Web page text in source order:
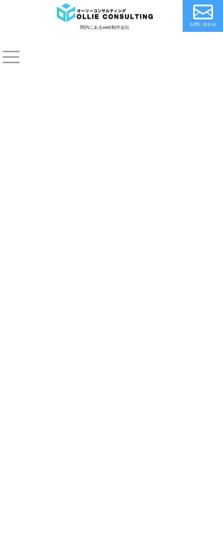
関内にあるweb制作会社 お問い合わせ